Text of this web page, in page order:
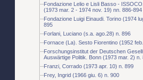
Fondazione Lelio e Lisli Basso -
(1973 mar. 2 - 1974 nov. 19) nn. 886-894
Fondazione Luigi Einaudi. Torino (1974
895
Forlani, Luciano (s.a. ago.28) n. 896
Fornace (La). Sesto Fiorentino (1952
Forschungsinstitut der Deutschen
Auswärtige Politik. Bonn (1973 mar. 2) n.
Franzi, Corrado (1973 apr. 10) n. 899
Frey, Ingrid (1966 giu. 6) n. 900